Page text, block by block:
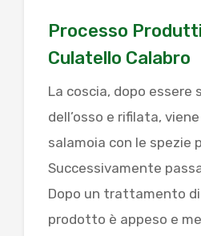
Processo
Culatello Calabro
La coscia, dopo
dell’osso e rifilata,
salamoia con le spezie
Successivamente
Dopo un trattamento di
prodotto è appeso e